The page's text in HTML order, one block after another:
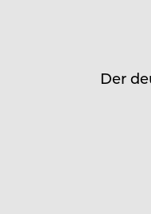
Der